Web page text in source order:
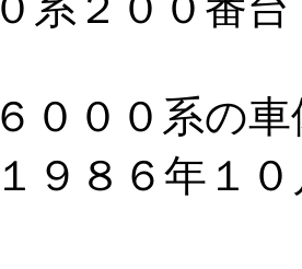
０００系の
９８６年１